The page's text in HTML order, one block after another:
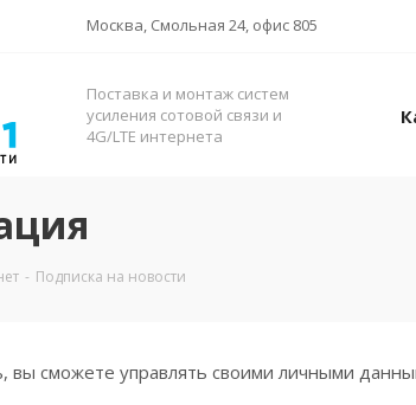
Москва, Смольная 24, офис 805
Поставка и монтаж систем
усиления сотовой связи и
4G/LTE интернета
- Подписка на новости
вы сможете управлять своими личными